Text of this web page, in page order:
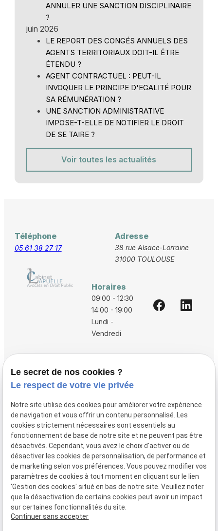
ANNULER UNE SANCTION DISCIPLINAIRE
?
juin 2026
LE REPORT DES CONGÉS ANNUELS DES
AGENTS TERRITORIAUX DOIT-IL ÊTRE
ÉTENDU ?
AGENT CONTRACTUEL : PEUT-IL
INVOQUER LE PRINCIPE D'EGALITÉ POUR
SA RÉMUNÉRATION ?
UNE SANCTION ADMINISTRATIVE
IMPOSE-T-ELLE DE NOTIFIER LE DROIT
DE SE TAIRE ?
Voir toutes les actualités
Téléphone
05 61 38 27 17
Adresse
38 rue Alsace-Lorraine
31000 TOULOUSE
Horaires
09:00 - 12:30
14:00 - 19:00
Lundi -
Vendredi
Vos avocats
Boutique
Domaines de compétences
Actualités
Contact
Mentions
légales
Politique de
confidentialité
Gestion
Plan du
site
Siret :80946148600015
Le secret de nos cookies ?
Le respect de votre vie privée
Notre site utilise des cookies pour améliorer votre expérience
de navigation et vous offrir un contenu personnalisé. Les
cookies strictement nécessaires sont essentiels au
fonctionnement de base de notre site et ne peuvent pas être
désactivés. Cependant, vous avez le choix d'activer ou de
désactiver les cookies de personnalisation, de performance et
de marketing selon vos préférences. Vous pouvez modifier vos
paramètres de cookies à tout moment en cliquant sur le lien
'Gestion des cookies' situé en bas de notre site. Veuillez noter
que la désactivation de certains cookies peut avoir un impact
sur certaines fonctionnalités du site.
Continuer sans accepter